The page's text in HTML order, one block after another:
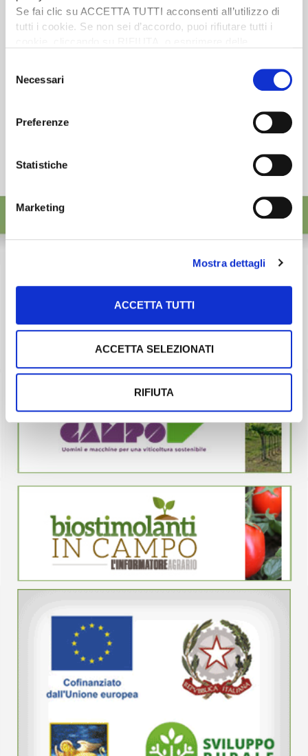
Se fai clic su ACCETTA TUTTI acconsenti all’utilizzo di
tutti i cookie. Se non sei d’accordo, puoi rifiutare tutti i
desideri accettare e cliccando ACCETTA SELEZIONATI.
delNecessari
Preferenze
Statistiche
Marketing
Mostra dettagli
ACCETTA TUTTI
ACCETTA SELEZIONATI
RIFIUTA
ISCRIVITI